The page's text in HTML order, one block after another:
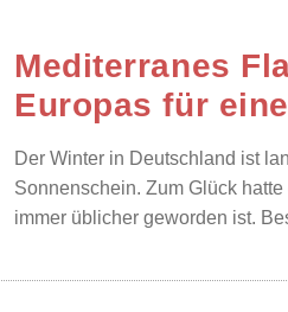
Mediterranes
Europas für
Der Winter in Deutschland ist
Sonnenschein. Zum Glück
immer üblicher geworden ist.